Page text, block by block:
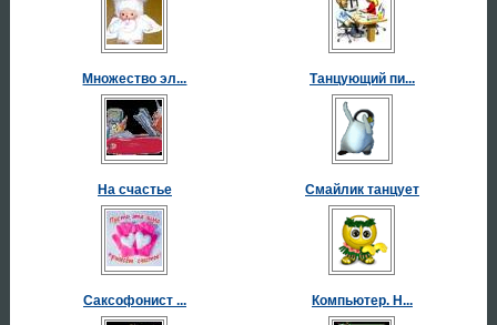
Множество эл... Танцующий пи...
На счастье Смайлик танцует
Саксофонист ... Компьютер. Н...